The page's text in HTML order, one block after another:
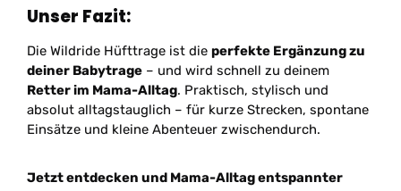
Unser Fazit:
Die Wildride Hüfttrage ist die perfekte Ergänzung zu
deiner Babytrage – und wird schnell zu deinem
Retter im Mama-Alltag. Praktisch, stylisch und
absolut alltagstauglich – für kurze Strecken, spontane
Einsätze und kleine Abenteuer zwischendurch.
Jetzt entdecken und Mama-Alltag entspannter